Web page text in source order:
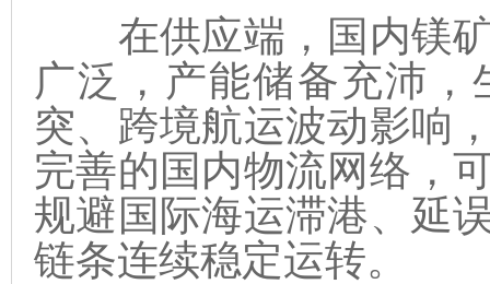
在供应端，国内镁矿
广泛，产能储备充沛
突、跨境航运波动影响
完善的国内物流网络，
规避国际海运滞港、延
链条连续稳定运转。